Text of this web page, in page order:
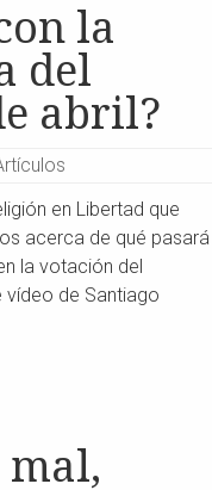
la
del
abril?
en Libertad que
acerca de qué pasará
la votación del
vídeo de Santiago